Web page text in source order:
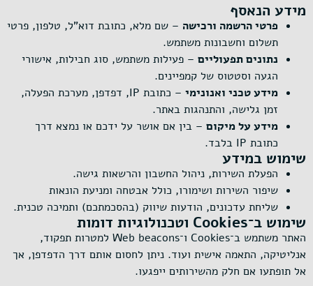
מידע הנאסף
פרטי הרשמה ורכישה – שם מלא, כתובת דוא”ל, טלפון, פרטי
תשלום וחשבונות משתמש.
נתונים תפעוליים – פעילות משתמש, סוג חבילות, אישורי
הגעה וסטטוס של קמפיינים.
מידע טכני ואנונימי
– כתובת IP, דפדפן, מערכת הפעלה,
זמן גלישה, והתנהגות באתר.
מידע על מיקום – בין אם אושר על ידכם או נמצא דרך
כתובת IP בלבד.
שימוש במידע
הפעלת השירות, ניהול החשבון והרשאות גישה.
שיפור השירות ושימורו, כולל אבטחה ומניעת הונאות
שליחת עדכונים, הודעות שיווק (בהסכמתכם) ותמיכה טכנית.
שימוש ב־Cookies וטכנולוגיות דומות
האתר משתמש ב־Cookies ו־Web beacons למטרות תפקוד,
אנליטיקה, התאמה אישית ועוד. ניתן לחסום אותם דרך הדפדפן, אך
אל תופתעו אם חלק מהשירותים ייפגעו.